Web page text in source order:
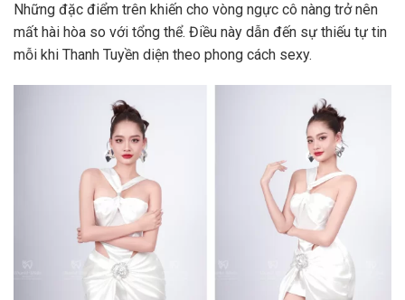
Những đặc điểm trên khiến cho vòng ngực cô nàng trở nên
mất hài hòa so với tổng thể. Điều này dẫn đến sự thiếu tự tin
mỗi khi Thanh Tuyền diện theo phong cách sexy.